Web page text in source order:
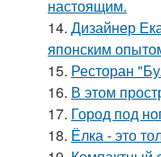
настоящим.
14. Дизайнер
японским
15. Ресторан
16. В этом
17. Город под
18. Ёлка - это